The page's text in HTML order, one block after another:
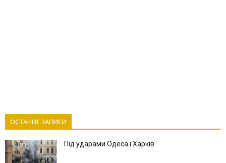
ОСТАННІ ЗАПИСИ
Під ударами Одеса і Харків